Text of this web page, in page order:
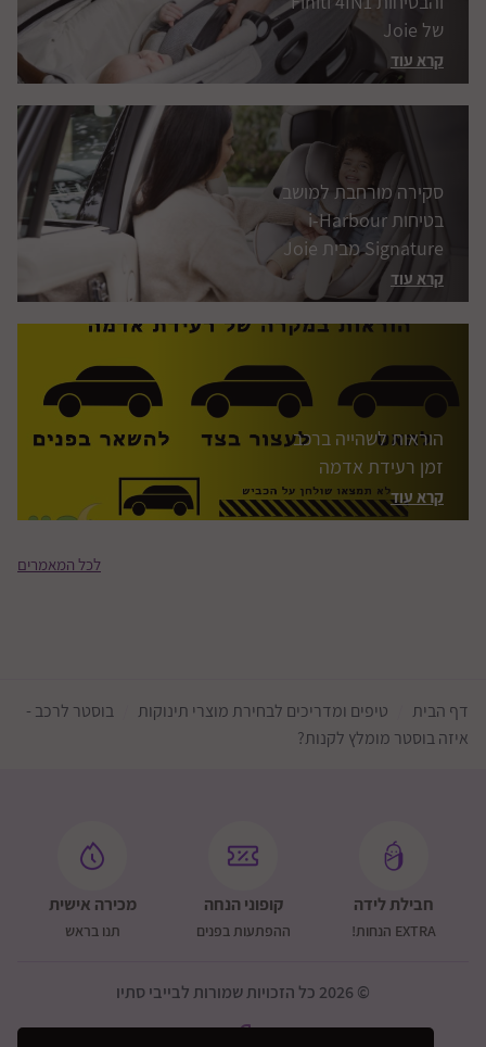
של Joie
קרא עוד
סקירה מורחבת למושב
בטיחות i-Harbour
Signature מבית Joie
קרא עוד
הוראות לשהייה ברכב
זמן רעידת אדמה
קרא עוד
לכל המאמרים
דף הבית טיפים ומדריכים לבחירת מוצרי תינוקות
בוסטר לרכב -
איזה בוסטר מומלץ לקנות?
חבילת לידה
EXTRA הנחות!
קופוני הנחה
ההפתעות בפנים
מכירה אישית
תנו בראש
© 2026 כל הזכויות שמורות לבייבי סתיו